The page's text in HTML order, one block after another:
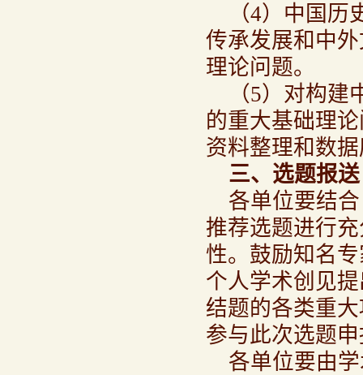
（4）中国
传承发展和中
理论问题。
（5）对构
的重大基础理
资料整理和数
三、选题报送
各单位要结
推荐选题进行
性。鼓励知名
个人学术创见
结题的各类重
参与此次选题
各单位要由